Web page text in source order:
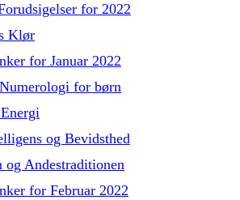
for 2022
Klør
for Januar 2022
for børn
og Bevidsthed
og Andestraditionen
for Februar 2022